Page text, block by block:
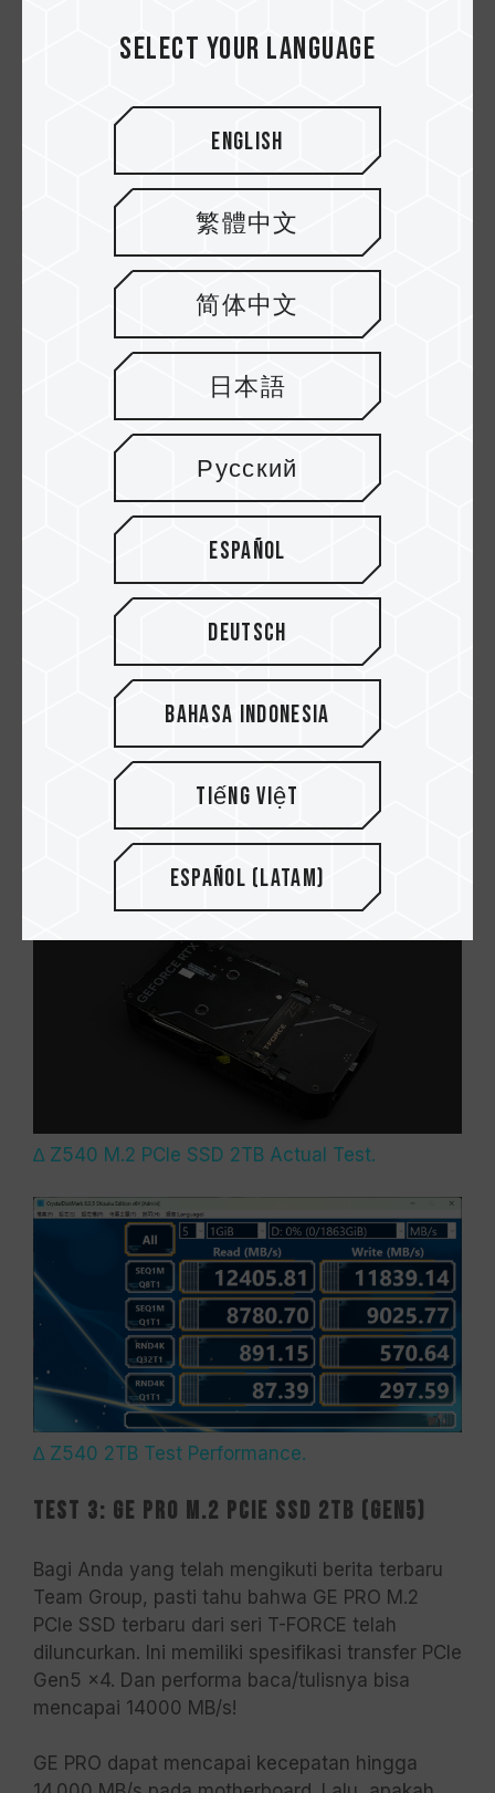
Test 2: Z540 M.2 PCIe SSD 2TB (Gen5)
Kemudian kami menguji Z540 M.2 PCIe SSD
2TB dengan antarmuka PCIe Gen5 x4. Performa
baca/tulisnya adalah 12400 MB/s dan 11800
MB/s yang berada dalam kisaran yang sama
dengan kecepatan kompatibel SSD PCIe Gen5
M.2 yang tercantum di situs resmi Kartu Grafis
ASUS Dual RTX 4060 Ti SSD.
∆Kecepatan kompatibel SSD PCIe Gen5 M.2
yang diberi label di situs resmi Kartu Grafis
ASUS Dual RTX 4060 Ti SSD.
Setelah menguji Z540 M.2 PCIe SSD 2TB di
CrystalDiskMark, performa baca sekuensial
sebesar 12405 MB/s dan performa tulis
sekuensial sebesar 11839 MB/s.
∆ Z540 M.2 PCIe SSD 2TB Actual Test.
∆ Z540 2TB Test Performance.
Test 3: GE PRO M.2 PCIe SSD 2TB (Gen5)
Bagi Anda yang telah mengikuti berita terbaru
Team Group, pasti tahu bahwa GE PRO M.2
PCIe SSD terbaru dari seri T-FORCE telah
diluncurkan. Ini memiliki spesifikasi transfer PCIe
Gen5 x4. Dan performa baca/tulisnya bisa
mencapai 14000 MB/s!
GE PRO dapat mencapai kecepatan hingga
Select your language
English
繁體中文
简体中文
日本語
Русский
Español
Deutsch
Bahasa Indonesia
Tiếng Việt
Español (Latam)